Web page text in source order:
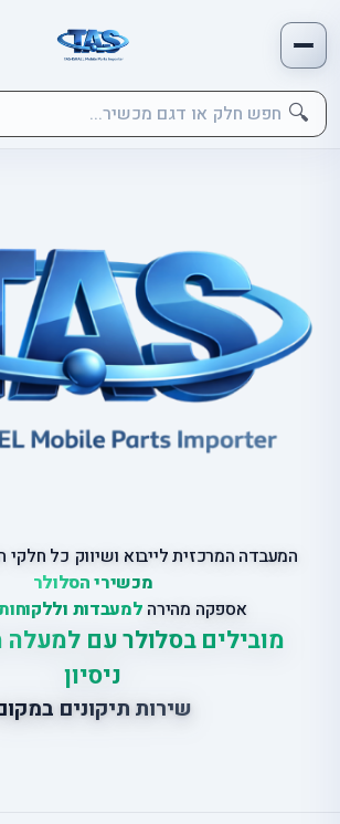
🔍
המעבדה המרכזית לייבוא ושיווק כל חלקי
מכשירי הסלולר
אספקה מהירה למעבדות
ניסיון
שירות תיקונים